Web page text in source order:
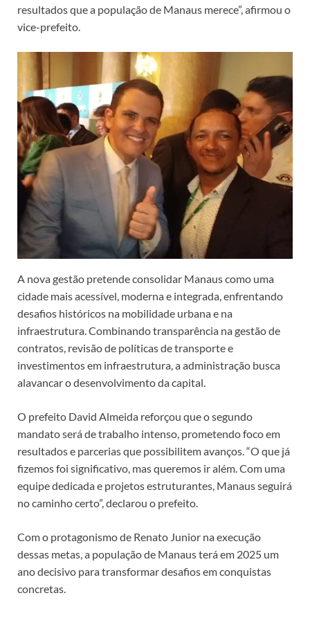
resultados que a população de Manaus merece”, afirmou o
vice-prefeito.
A nova gestão pretende consolidar Manaus como uma
cidade mais acessível, moderna e integrada, enfrentando
desafios históricos na mobilidade urbana e na
infraestrutura. Combinando transparência na gestão de
contratos, revisão de políticas de transporte e
investimentos em infraestrutura, a administração busca
alavancar o desenvolvimento da capital.
O prefeito David Almeida reforçou que o segundo
mandato será de trabalho intenso, prometendo foco em
resultados e parcerias que possibilitem avanços. “O que já
fizemos foi significativo, mas queremos ir além. Com uma
equipe dedicada e projetos estruturantes, Manaus seguirá
no caminho certo”, declarou o prefeito.
Com o protagonismo de Renato Junior na execução
dessas metas, a população de Manaus terá em 2025 um
ano decisivo para transformar desafios em conquistas
concretas.